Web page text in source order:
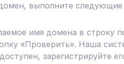
выполните следующие
имя домена в строку
«Проверить». Наша
зарегистрируйте